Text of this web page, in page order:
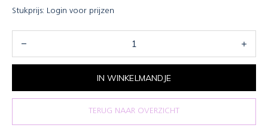
Stukprijs: Login voor prijzen
IN WINKELMANDJE
TERUG NAAR OVERZICHT